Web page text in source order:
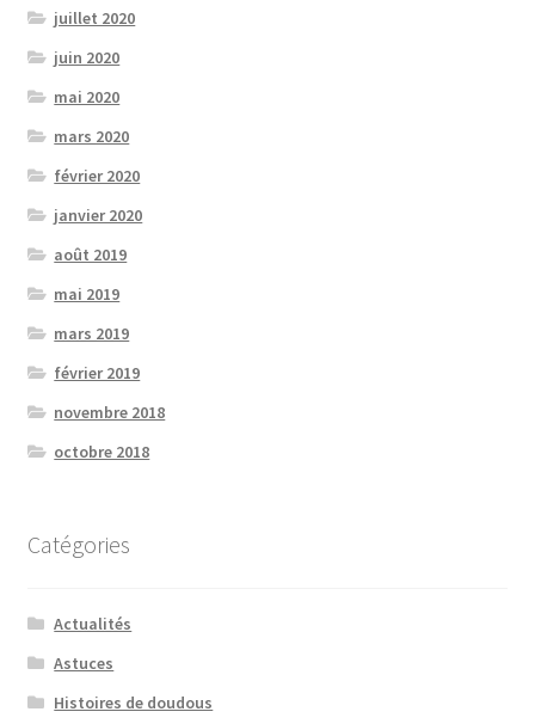
juillet 2020
juin 2020
mai 2020
mars 2020
février 2020
janvier 2020
août 2019
mai 2019
mars 2019
février 2019
novembre 2018
octobre 2018
Catégories
Actualités
Astuces
Histoires de doudous